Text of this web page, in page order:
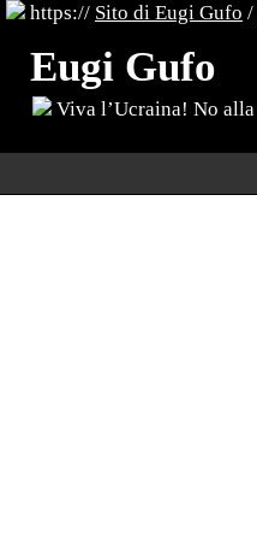
https:// Sito di Eugi Gufo /
Eugi Gufo
Viva l’Ucraina! No